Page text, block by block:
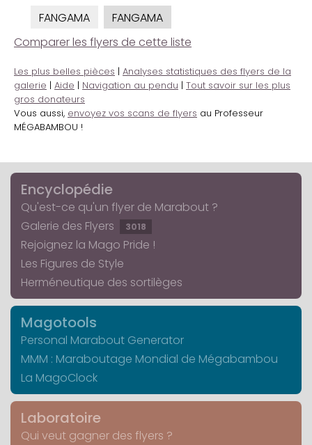
FANGAMA
FANGAMA
Comparer les flyers de cette liste
Les plus belles pièces | Analyses statistiques des flyers de la
galerie | Aide | Navigation au pendu | Tout savoir sur les plus
gros donateurs
Vous aussi, envoyez vos scans de flyers au Professeur
MÉGABAMBOU !
Encyclopédie
Qu'est-ce qu'un flyer de Marabout ?
Galerie des Flyers
3018
Rejoignez la Mago Pride !
Les Figures de Style
Herméneutique des sortilèges
Magotools
Personal Marabout Generator
MMM : Maraboutage Mondial de Mégabambou
La MagoClock
Laboratoire
Qui veut gagner des flyers ?